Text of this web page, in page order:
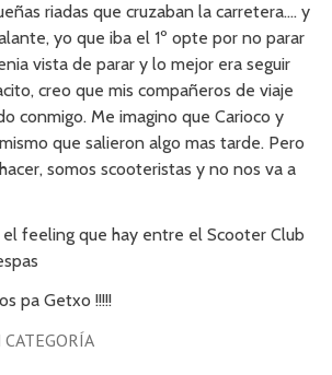
riadas que cruzaban la carretera…. y
yo que iba el 1º opte por no parar
vista de parar y lo mejor era seguir
creo que mis compañeros de viaje
conmigo. Me imagino que Carioco y
que salieron algo mas tarde. Pero
somos scooteristas y no nos va a
el feeling que hay entre el Scooter Club
pa Getxo !!!!!
CATEGORÍA